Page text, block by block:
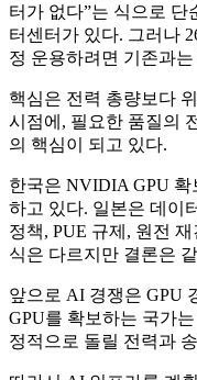
터가 없다”는 식으로 단
터센터가 있다. 그러나
정 운용하려면 기존과
핵심은 전력 총량보다
시점에, 필요한 품질의
의 핵심이 되고 있다.
한국은 NVIDIA GPU
하고 있다. 일본은 데이
정책, PUE 규제, 원전
식은 다르지만 결론은
앞으로 AI 경쟁은 GPU
GPU를 확보하는 국가
정적으로 돌릴 전력과